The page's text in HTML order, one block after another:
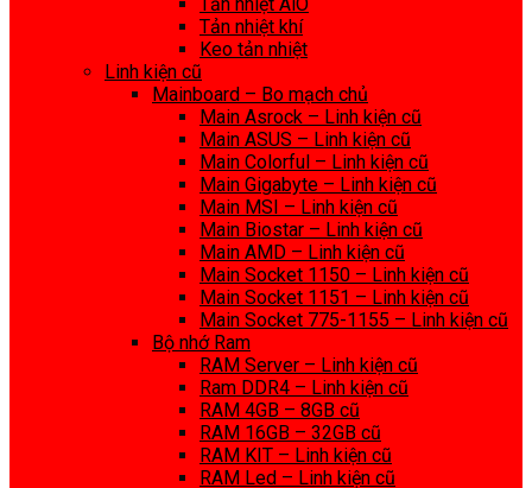
Tản nhiệt khí
Keo tản nhiệt
Linh kiện cũ
Mainboard – Bo mạch chủ
Main Asrock – Linh kiện cũ
Main ASUS – Linh kiện cũ
Main Colorful – Linh kiện cũ
Main Gigabyte – Linh kiện cũ
Main MSI – Linh kiện cũ
Main Biostar – Linh kiện cũ
Main AMD – Linh kiện cũ
Main Socket 1150 – Linh kiện cũ
Main Socket 1151 – Linh kiện cũ
Main Socket 775-1155 – Linh kiện cũ
Bộ nhớ Ram
RAM Server – Linh kiện cũ
Ram DDR4 – Linh kiện cũ
RAM 4GB – 8GB cũ
RAM 16GB – 32GB cũ
RAM KIT – Linh kiện cũ
RAM Led – Linh kiện cũ